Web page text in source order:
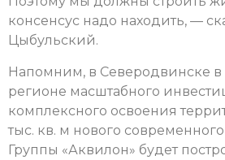
консенсус надо находить, —
Цыбульский.
Напомним, в Северодвинске в
регионе масштабного
комплексного освоения
тыс. кв. м нового
Группы «Аквилон» будет